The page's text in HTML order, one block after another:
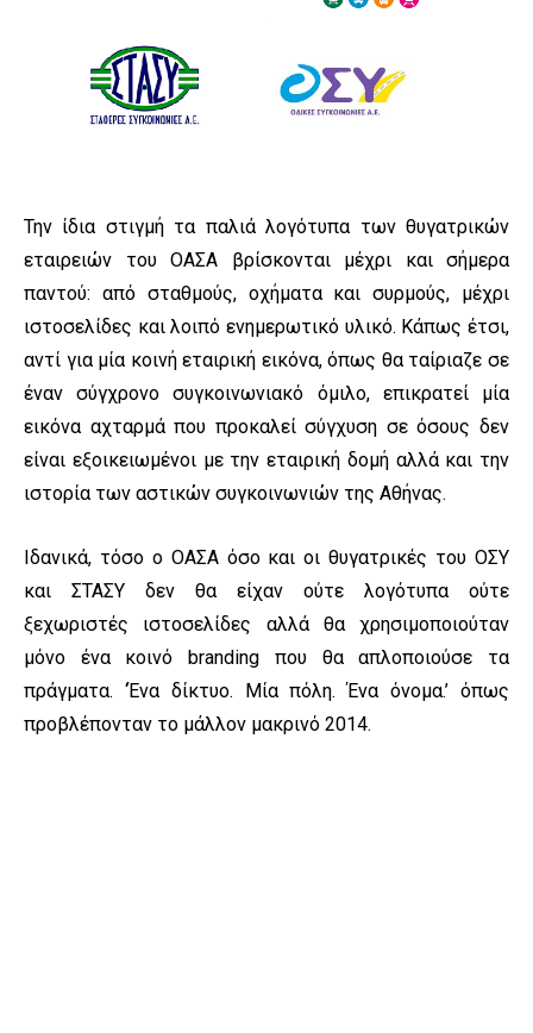
Την ίδια στιγμή τα παλιά λογότυπα των θυγατρικών
εταιρειών του ΟΑΣΑ βρίσκονται μέχρι και σήμερα
παντού: από σταθμούς, οχήματα και συρμούς, μέχρι
ιστοσελίδες και λοιπό ενημερωτικό υλικό. Κάπως έτσι,
αντί για μία κοινή εταιρική εικόνα, όπως θα ταίριαζε σε
έναν σύγχρονο συγκοινωνιακό όμιλο, επικρατεί μία
εικόνα αχταρμά που προκαλεί σύγχυση σε όσους δεν
είναι εξοικειωμένοι με την εταιρική δομή αλλά και την
ιστορία των αστικών συγκοινωνιών της Αθήνας.
Ιδανικά, τόσο ο ΟΑΣΑ όσο και οι θυγατρικές του ΟΣΥ
και ΣΤΑΣΥ δεν θα είχαν ούτε λογότυπα ούτε
ξεχωριστές ιστοσελίδες αλλά θα χρησιμοποιούταν
μόνο ένα κοινό branding που θα απλοποιούσε τα
πράγματα. ‘Ένα δίκτυο. Μία πόλη. Ένα όνομα.’ όπως
προβλέπονταν το μάλλον μακρινό 2014.